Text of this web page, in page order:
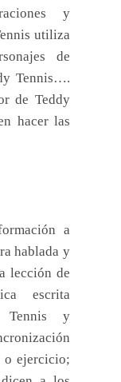
y
utiliza
de
Tennis….
de Teddy
hacer las
a
hablada y
lección de
escrita
Tennis y
o ejercicio;